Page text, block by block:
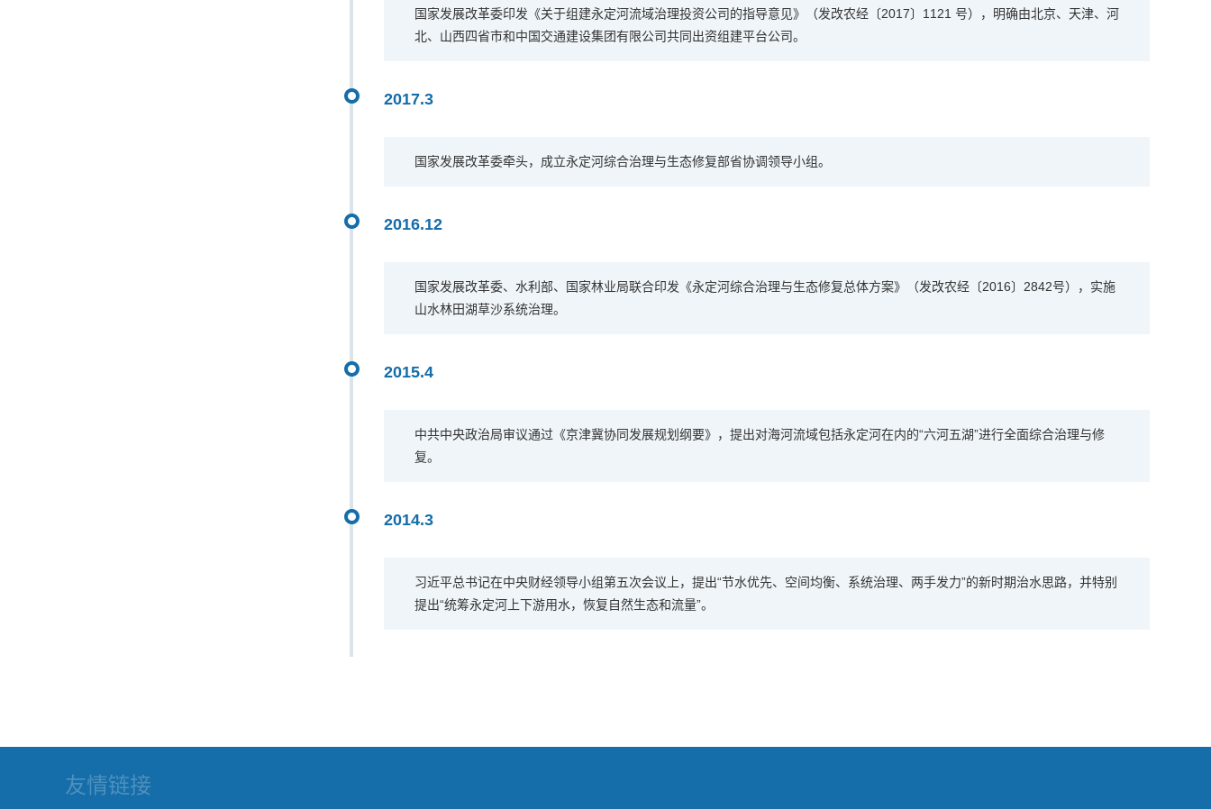
国家发展改革委印发《关于组建永定河流域治理投资公司的指导意见》（发改农经〔2017〕1121 号），明确由北京、天津、河
北、山西四省市和中国交通建设集团有限公司共同出资组建平台公司。
2017.3
国家发展改革委牵头，成立永定河综合治理与生态修复部省协调领导小组。
2016.12
国家发展改革委、水利部、国家林业局联合印发《永定河综合治理与生态修复总体方案》（发改农经〔2016〕2842号），实施
山水林田湖草沙系统治理。
2015.4
中共中央政治局审议通过《京津冀协同发展规划纲要》，提出对海河流域包括永定河在内的“六河五湖”进行全面综合治理与修
复。
2014.3
习近平总书记在中央财经领导小组第五次会议上，提出“节水优先、空间均衡、系统治理、两手发力”的新时期治水思路，并特别
提出“统筹永定河上下游用水，恢复自然生态和流量”。
友情链接